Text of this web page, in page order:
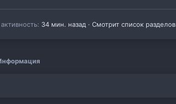
34 мин. назад · Смотрит список разделов